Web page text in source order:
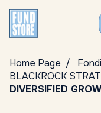
Home Page
BLACKROCK
DIVERSIFIED